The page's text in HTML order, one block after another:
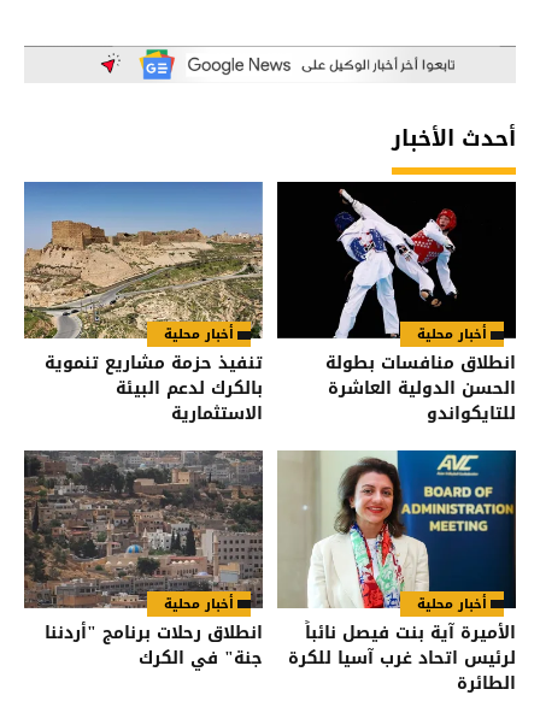
أحدث الأخبار
أخبار محلية
انطلاق منافسات بطولة
الحسن الدولية العاشرة
للتايكواندو
أخبار محلية
تنفيذ حزمة مشاريع تنموية
بالكرك لدعم البيئة
الاستثمارية
أخبار محلية
الأميرة آية بنت فيصل نائباً
لرئيس اتحاد غرب آسيا للكرة
الطائرة
أخبار محلية
انطلاق رحلات برنامج "أردننا
جنة" في الكرك